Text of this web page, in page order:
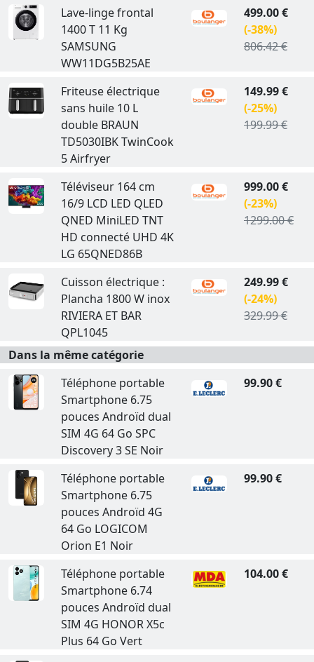
Lave-linge frontal
1400 T 11 Kg
SAMSUNG
WW11DG5B25AE
499.00 €
(-38%)
806.42 €
Friteuse électrique
sans huile 10 L
double BRAUN
TD5030IBK TwinCook
5 Airfryer
149.99 €
(-25%)
199.99 €
Téléviseur 164 cm
16/9 LCD LED QLED
QNED MiniLED TNT
HD connecté UHD 4K
LG 65QNED86B
999.00 €
(-23%)
1299.00 €
Cuisson électrique :
Plancha 1800 W inox
RIVIERA ET BAR
QPL1045
249.99 €
(-24%)
329.99 €
Dans la même catégorie
Téléphone portable
Smartphone 6.75
pouces Androïd dual
SIM 4G 64 Go SPC
Discovery 3 SE Noir
99.90 €
Téléphone portable
Smartphone 6.75
pouces Androïd 4G
64 Go LOGICOM
Orion E1 Noir
99.90 €
Téléphone portable
Smartphone 6.74
pouces Androïd dual
SIM 4G HONOR X5c
Plus 64 Go Vert
104.00 €